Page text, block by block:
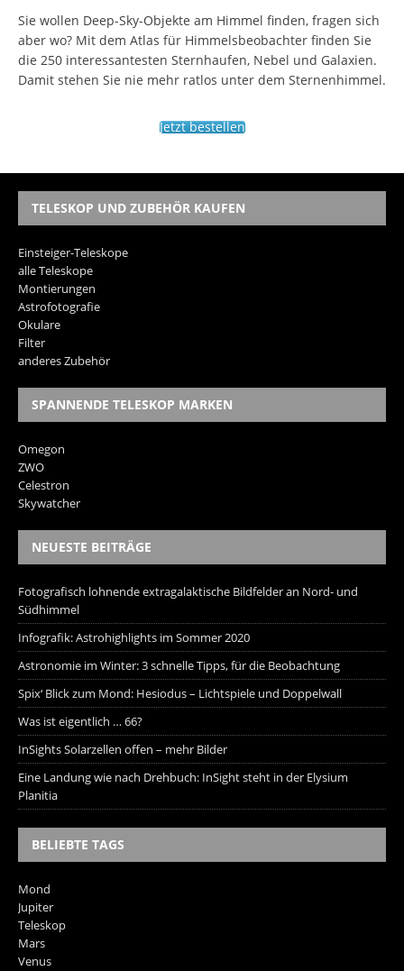
Sie wollen Deep-Sky-Objekte am Himmel finden, fragen sich
aber wo? Mit dem Atlas für Himmelsbeobachter finden Sie
die 250 interessantesten Sternhaufen, Nebel und Galaxien.
Damit stehen Sie nie mehr ratlos unter dem Sternenhimmel.
Jetzt bestellen
TELESKOP UND ZUBEHÖR KAUFEN
Einsteiger-Teleskope
alle Teleskope
Montierungen
Astrofotografie
Okulare
Filter
anderes Zubehör
SPANNENDE TELESKOP MARKEN
Omegon
ZWO
Celestron
Skywatcher
NEUESTE BEITRÄGE
Fotografisch lohnende extragalaktische Bildfelder an Nord- und
Südhimmel
Infografik: Astrohighlights im Sommer 2020
Astronomie im Winter: 3 schnelle Tipps, für die Beobachtung
Spix‘ Blick zum Mond: Hesiodus – Lichtspiele und Doppelwall
Was ist eigentlich … 66?
InSights Solarzellen offen – mehr Bilder
Eine Landung wie nach Drehbuch: InSight steht in der Elysium
Planitia
BELIEBTE TAGS
Mond
Jupiter
Teleskop
Mars
Venus